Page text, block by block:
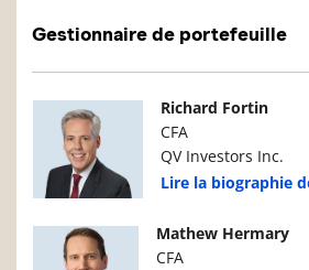
Gestionnaire de portefeuille
Photo du gestionnaire de
Richard Fortin
CFA
QV Investors Inc.
Lire la biographie
Photo du gestionnaire de
Mathew Hermary
CFA